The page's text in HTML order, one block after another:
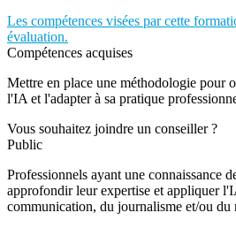
Les compétences visées par cette
évaluation.
Compétences acquises
Mettre en place une méthodologie pour
l'IA et l'adapter à sa pratique
Vous souhaitez joindre un conseiller ?
Public
Professionnels ayant une connaissance
approfondir leur expertise et appliquer
communication, du journalisme et/ou du